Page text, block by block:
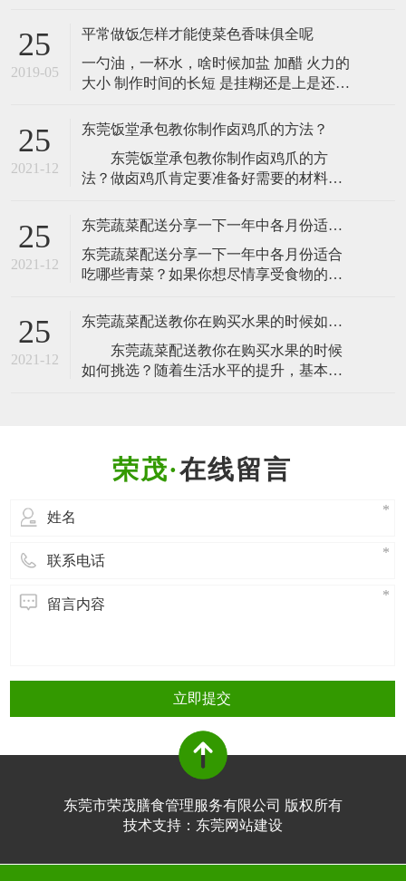
生养分改善方案校园食堂供餐作业三需
求： 一是学校食堂实行准入处理。校园食
堂有必要在处理餐饮效劳答应证后方可为
学生供餐。校园食堂建造与设备设备应当
25
2019-05
平常做饭怎样才能使菜色香味俱全呢
一勺油，一杯水，啥时候加盐 加醋 火力的
大小 制作时间的长短 是挂糊还是上是还混
员，一辈子也只有一个或几个经典的菜,学
记得追问~
25
2021-12
东莞饭堂承包教你制作卤鸡爪的方法？
​ 东莞饭堂承包教你制作卤鸡爪的方
法？做卤鸡爪肯定要准备好需要的材料，
有鸡爪，卤料的材料，姜葱这些，下面就
来后，把所有的鸡爪指甲剪了然后洗干
净，这些是要做的，外面买来的很多鸡
不方便，也不
25
2021-12
东莞蔬菜配送分享一下一年中各月份适合吃哪些青菜？
​东莞蔬菜配送分享一下一年中各月份适合
吃哪些青菜？如果你想尽情享受食物的美
问，你所享用的美食应该随不同的季节、
不同的月份而发生变化。可以借鉴一下英
国的12位营养师给出的建议，也许个别推
荐离我们较远，但是我们依然可以尝试享
25
2021-12
东莞蔬菜配送教你在购买水果的时候如何挑选？
​ 东莞蔬菜配送教你在购买水果的时候
如何挑选？随着生活水平的提升，基本上
方法。一般来说，水果应该足够新鲜，成
在线留言
立即提交
东莞市荣茂膳食管理服务有限公司 版权所有
技术支持： 东莞网站建设​